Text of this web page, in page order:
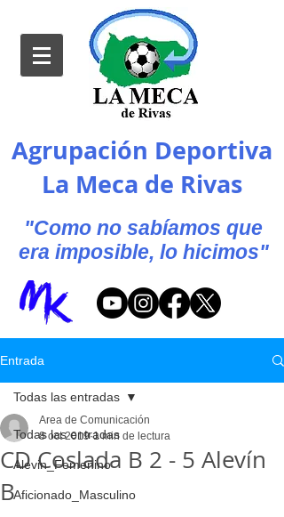
Agrupación Deportiva
La Meca de Rivas
"Como no sabíamos que
era imposible, lo hicimos"
Entrada
Todas las entradas
Alevin_Femenino
Aficionado_Masculino
Todas las entradas
CD Coslada B 2 - 5 Alevín
B
Area de Comunicación
8 oct 2019 1 min de lectura